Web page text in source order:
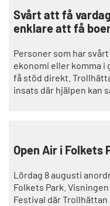
Svårt att få
enklare att få
Personer som har
ekonomi eller komma i
få stöd direkt.
insats där hjälpen kan
Open Air i Folkets
Lördag 8 augusti
Folkets Park.
Festival där